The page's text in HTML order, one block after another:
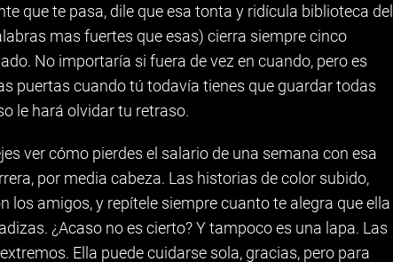
que te pasa, dile que esa tonta y ridícula biblioteca del
mas fuertes que esas) cierra siempre cinco
No importaría si fuera de vez en cuando, pero es
puertas cuando tú todavía tienes que guardar todas
le hará olvidar tu retraso.
ver cómo pierdes el salario de una semana con esa
por media cabeza. Las historias de color subido,
los amigos, y repítele siempre cuanto te alegra que ella
¿Acaso no es cierto? Y tampoco es una lapa. Las
Ella puede cuidarse sola, gracias, pero para